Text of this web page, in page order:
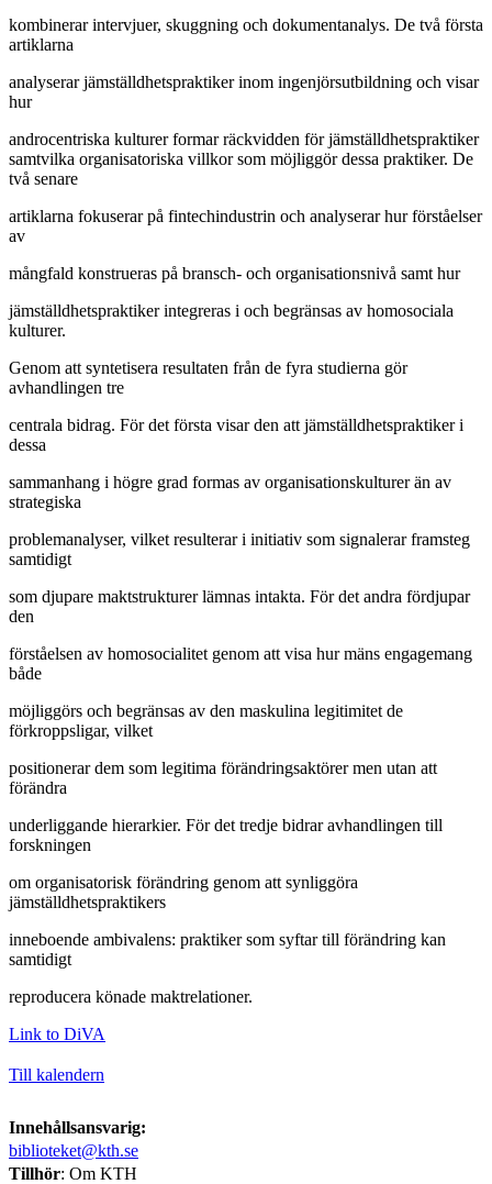
kombinerar intervjuer, skuggning och dokumentanalys. De två första
artiklarna
analyserar jämställdhetspraktiker inom ingenjörsutbildning och visar
hur
androcentriska kulturer formar räckvidden för jämställdhetspraktiker
samtvilka organisatoriska villkor som möjliggör dessa praktiker. De
två senare
artiklarna fokuserar på fintechindustrin och analyserar hur förståelser
av
mångfald konstrueras på bransch- och organisationsnivå samt hur
jämställdhetspraktiker integreras i och begränsas av homosociala
kulturer.
Genom att syntetisera resultaten från de fyra studierna gör
avhandlingen tre
centrala bidrag. För det första visar den att jämställdhetspraktiker i
dessa
sammanhang i högre grad formas av organisationskulturer än av
strategiska
problemanalyser, vilket resulterar i initiativ som signalerar framsteg
samtidigt
som djupare maktstrukturer lämnas intakta. För det andra fördjupar
den
förståelsen av homosocialitet genom att visa hur mäns engagemang
både
möjliggörs och begränsas av den maskulina legitimitet de
förkroppsligar, vilket
positionerar dem som legitima förändringsaktörer men utan att
förändra
underliggande hierarkier. För det tredje bidrar avhandlingen till
forskningen
om organisatorisk förändring genom att synliggöra
jämställdhetspraktikers
inneboende ambivalens: praktiker som syftar till förändring kan
samtidigt
reproducera könade maktrelationer.
Link to DiVA
Till kalendern
Innehållsansvarig:
biblioteket@kth.se
Tillhör: Om KTH